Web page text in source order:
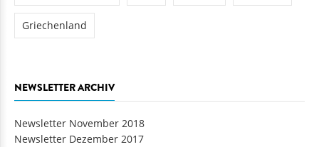
Griechenland
NEWSLETTER ARCHIV
Newsletter November 2018
Newsletter Dezember 2017